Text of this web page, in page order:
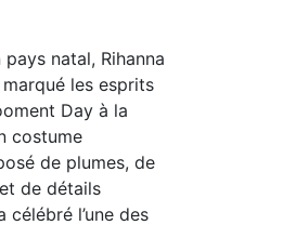
natal, Rihanna
les esprits
Day à la
costume
de plumes, de
de détails
l’une des